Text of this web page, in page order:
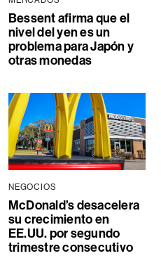
Bessent afirma que el
nivel del yen es un
problema para Japón y
otras monedas
NEGOCIOS
McDonald’s desacelera
su crecimiento en
EE.UU. por segundo
trimestre consecutivo